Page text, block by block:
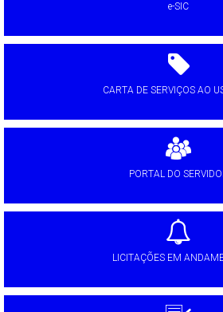
e-SIC
CARTA DE SERVIÇOS AO
PORTAL DO
LICITAÇÕES EM